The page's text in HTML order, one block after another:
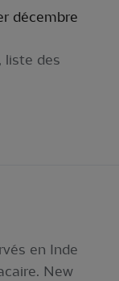
décembre
liste des
en Inde
New